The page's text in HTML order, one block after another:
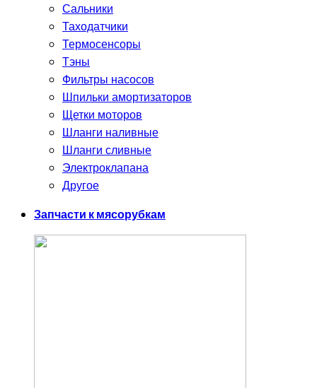
Сальники
Таходатчики
Термосенсоры
Тэны
Фильтры насосов
Шпильки амортизаторов
Щетки моторов
Шланги наливные
Шланги сливные
Электроклапана
Другое
Запчасти к мясорубкам